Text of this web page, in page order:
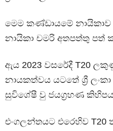
මෙම කණ්ඩායමේ නායිකාව
නායිකා චමරි අතපත්තු පත්
ඇය 2023 වසරේදී T20
නායකත්වය යටතේ ශ්‍රී
සුවිශේෂී වු ජයග්‍රහණ
එංගලන්තයට එරෙහිව T20